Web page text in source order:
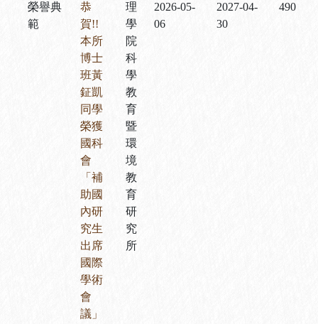
榮譽典
範
恭
賀!!
本所
博士
班黃
鉦凱
同學
榮獲
國科
會
「補
助國
內研
究生
出席
國際
學術
會
議」
理
學
院
科
學
教
育
暨
環
境
教
育
研
究
所
2026-05-
06
2027-04-
30
490